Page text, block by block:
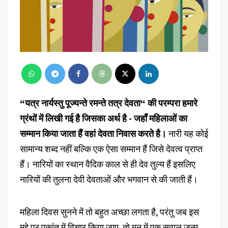
“यत्र नार्यस्तु पूज्यन्ते रमन्ते तत्र देवता“ की परम्परा हमारे
ग्रंथों में लिखी गई है जिसका अर्थ है - जहाँ महिलाओं का
सम्मान किया जाता हैं वहां देवता निवास करते है। नारी यह कोई
सामान्य शब्द नहीं बल्कि एक ऐसा सम्मान हैं जिसे देवत्व प्राप्त
हैं। नारियों का स्थान वैदिक काल से ही देव तुल्य हैं इसलिए
नारियों की तुलना देवी देवताओं और भगवान से की जाती हैं।
महिला दिवस सुनने में तो बहुत अच्छा लगता है, परंतु जब इस